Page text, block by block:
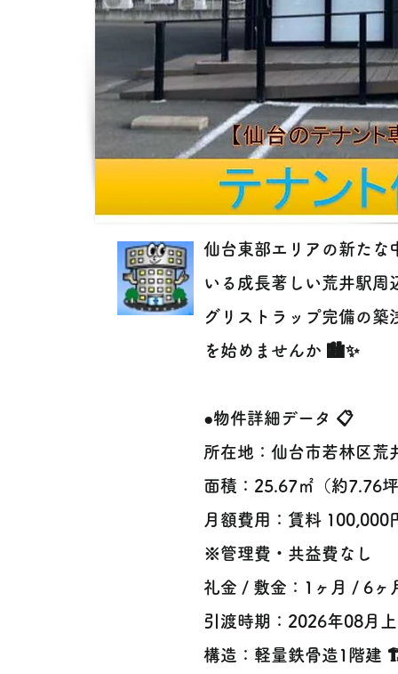
仙台東部エリアの新たな
いる成長著しい荒井駅周
グリストラップ完備の築
を始めませんか 🏙️✨
●物件詳細データ 📋
所在地：仙台市若林区
面積：25.67㎡（約7.76
月額費用：賃料 100,000
※管理費・共益費なし
礼金 / 敷金：1ヶ月 / 6ヶ
引渡時期：2026年08月
構造：軽量鉄骨造1階建